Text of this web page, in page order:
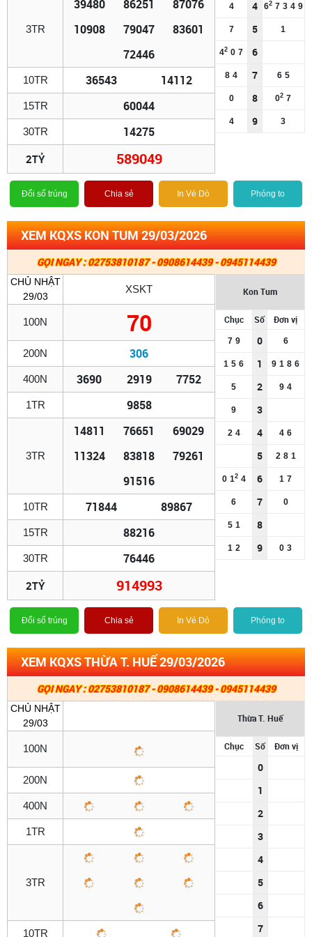
3TR
39480 86251
87076
10908
79047
83601
72446
10TR 36543 14112
15TR 60044
30TR 14275
2TỶ 589049
4 4 62 7 3 4 9
7 5 1
42 0 7 6
8 4 7 6 5
0 8 02 7
4 9 3
Đổi số trúng Chia sẻ In Vé Dò Phóng to
XEM KQXS KON TUM 29/03/2026
GỌI NGAY : 02753810187 - 0908614439 - 0945114439
CHỦ NHẬT
29/03
XSKT
100N 70
200N 306
400N 3690 2919 7752
1TR 9858
3TR
14811 76651
69029
11324
83818
79261
91516
10TR 71844 89867
15TR 88216
30TR 76446
2TỶ 914993
Kon Tum
Chục Số Đơn vị
7 9 0 6
1 5 6 1 9 1 8 6
5 2 9 4
9 3
2 4 4 4 6
5 2 8 1
0 12 4 6 1 7
6 7 0
5 1 8
1 2 9 0 3
Đổi số trúng Chia sẻ In Vé Dò Phóng to
XEM KQXS THỪA T. HUẾ 29/03/2026
GỌI NGAY : 02753810187 - 0908614439 - 0945114439
CHỦ NHẬT
29/03
100N
200N
400N
1TR
3TR
10TR
Thừa T. Huế
Chục Số Đơn vị
0
1
2
3
4
5
6
7